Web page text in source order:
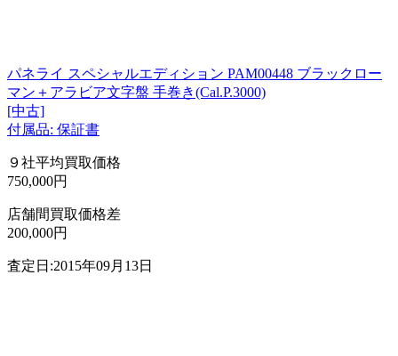
パネライ スペシャルエディション PAM00448 ブラックロー
マン＋アラビア文字盤 手巻き(Cal.P.3000)
[中古]
付属品: 保証書
９社平均買取価格
750,000円
店舗間買取価格差
200,000円
査定日:2015年09月13日